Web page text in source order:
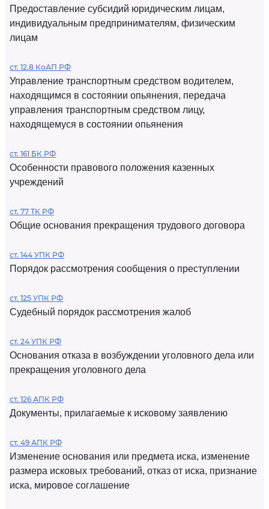
Предоставление субсидий юридическим лицам,
индивидуальным предпринимателям, физическим
лицам
ст. 12.8 КоАП РФ
Управление транспортным средством водителем,
находящимся в состоянии опьянения, передача
управления транспортным средством лицу,
находящемуся в состоянии опьянения
ст. 161 БК РФ
Особенности правового положения казенных
учреждений
ст. 77 ТК РФ
Общие основания прекращения трудового договора
ст. 144 УПК РФ
Порядок рассмотрения сообщения о преступлении
ст. 125 УПК РФ
Судебный порядок рассмотрения жалоб
ст. 24 УПК РФ
Основания отказа в возбуждении уголовного дела или
прекращения уголовного дела
ст. 126 АПК РФ
Документы, прилагаемые к исковому заявлению
ст. 49 АПК РФ
Изменение основания или предмета иска, изменение
размера исковых требований, отказ от иска, признание
иска, мировое соглашение